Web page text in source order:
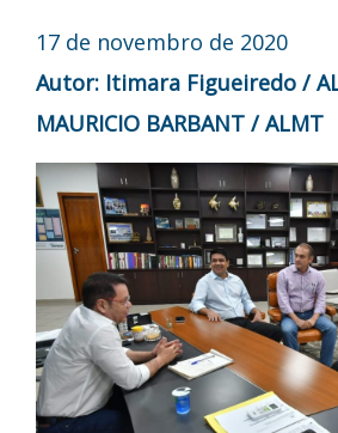
17 de novembro de 2020
Autor: Itimara Figueiredo /
MAURICIO BARBANT / ALMT